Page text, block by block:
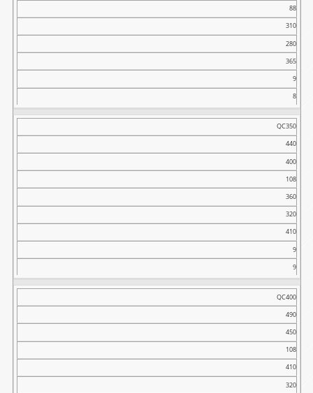
88
310
280
365
9
8
QC350
440
400
108
360
320
410
9
9
QC400
490
450
108
410
320